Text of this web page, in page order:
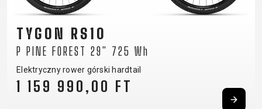
TYGON RS10
P PINE FOREST 29" 725 Wh
Elektryczny rower górski hardtail
1 159 990,00 FT